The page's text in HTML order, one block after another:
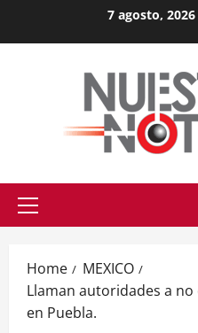
7 agosto, 2026
Primary
Home
MEXICO
Llaman autoridades a
en Puebla.